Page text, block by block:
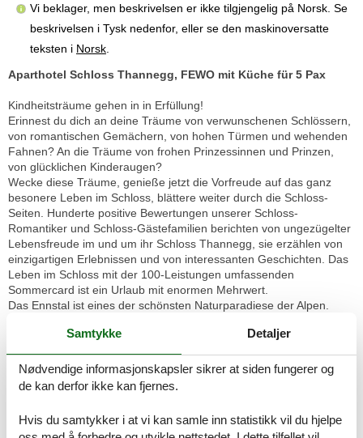
Vi beklager, men beskrivelsen er ikke tilgjengelig på Norsk. Se
beskrivelsen i Tysk nedenfor, eller se den maskinoversatte
teksten i Norsk.
Aparthotel Schloss Thannegg, FEWO mit Küche für 5 Pax
Kindheitsträume gehen in in Erfüllung!
Erinnest du dich an deine Träume von verwunschenen Schlössern,
von romantischen Gemächern, von hohen Türmen und wehenden
Fahnen? An die Träume von frohen Prinzessinnen und Prinzen,
von glücklichen Kinderaugen?
Wecke diese Träume, genieße jetzt die Vorfreude auf das ganz
besonere Leben im Schloss, blättere weiter durch die Schloss-
Seiten. Hunderte positive Bewertungen unserer Schloss-
Romantiker und Schloss-Gästefamilien berichten von ungezügelter
Lebensfreude im und um ihr Schloss Thannegg, sie erzählen von
einzigartigen Erlebnissen und von interessanten Geschichten. Das
Leben im Schloss mit der 100-Leistungen umfassenden
Sommercard ist ein Urlaub mit enormen Mehrwert.
Das Ennstal ist eines der schönsten Naturparadiese der Alpen.
von schlimmen Naturereignissen. Vielleicht deswegen, weil sich
eure Schlossherrn ganz besonders dem Schutz der Interessen
unserer nächsten Generationen verschrieben haben. Der
schlosseigene, lehrreiche Familien-Energielehrpfad mit
Wärmepumpen und Ladestationen heben den ökologischen
Fußabdruck von Bewohnern und seiner Gästefamilie.
Samtykke Detaljer
Nødvendige informasjonskapsler sikrer at siden fungerer og
de kan derfor ikke kan fjernes.
Hvis du samtykker i at vi kan samle inn statistikk vil du hjelpe